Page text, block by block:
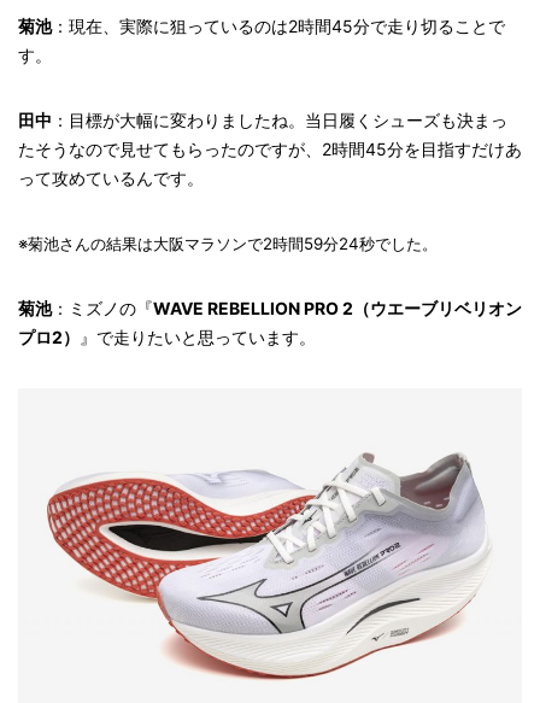
菊池：現在、実際に狙っているのは2時間45分で走り切ることで
す。
田中 ：目標が大幅に変わりましたね。当日履くシューズも決まっ
たそうなので見せてもらったのですが、2時間45分を目指すだけあ
って攻めているんです。
※菊池さんの結果は大阪マラソンで2時間59分24秒でした。
菊池：ミズノの『WAVE REBELLION PRO 2（ウエーブリベリオン
プロ2）
』で走りたいと思っています。